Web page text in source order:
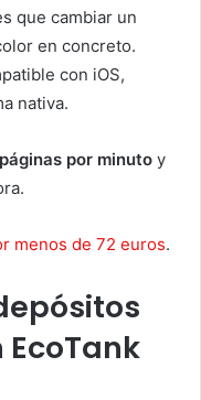
que cambiar un
en concreto.
con iOS,
nativa.
por minuto y
menos de 72 euros.